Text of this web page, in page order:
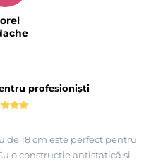
profesioniști
18 cm este perfect pentru
o construcție antistatică și